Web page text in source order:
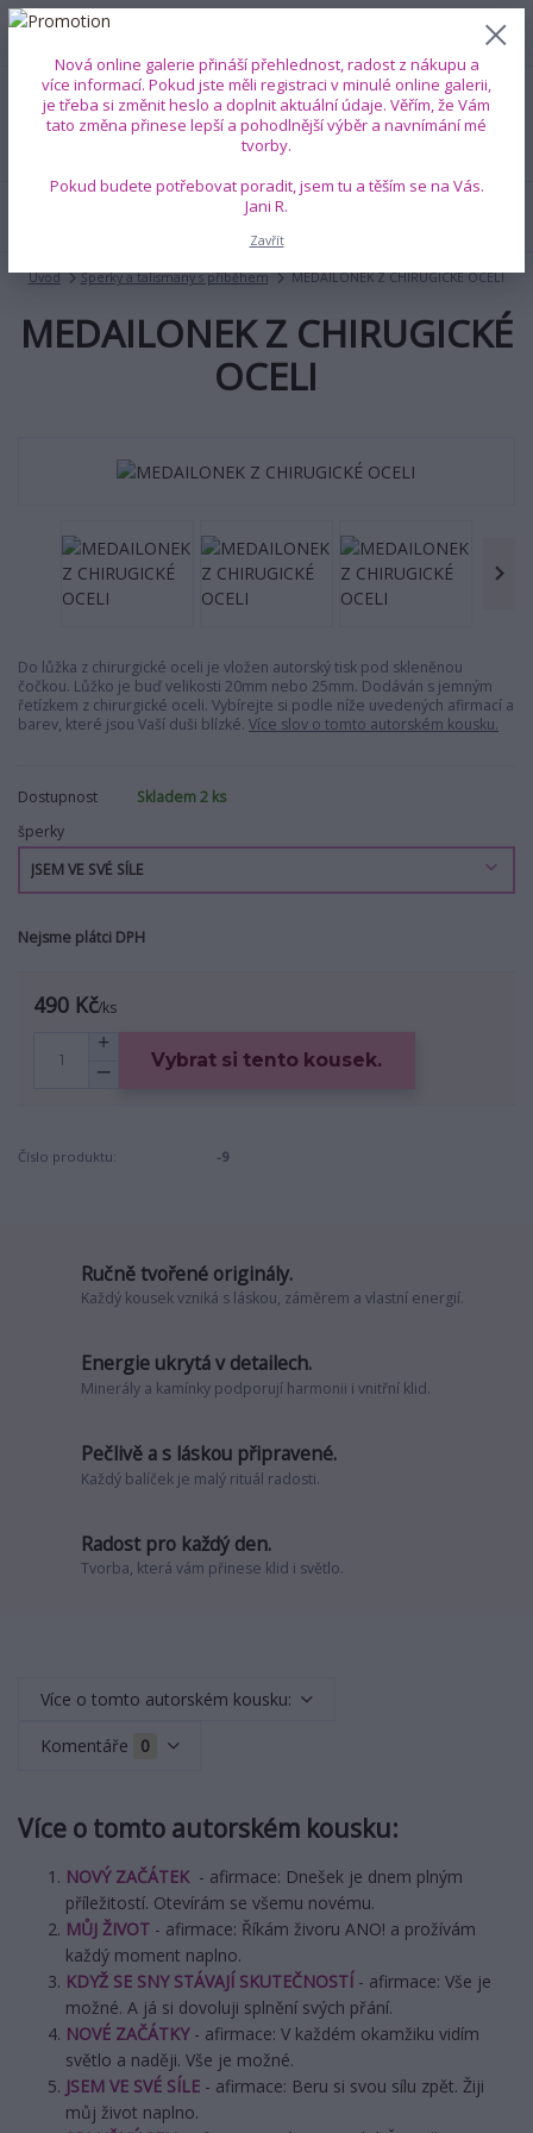
Menu
+420 739 353 708 0 ks
0 Kč
Úvod Šperky a talismany s příběhem MEDAILONEK Z CHIRUGICKÉ OCELI
MEDAILONEK Z CHIRUGICKÉ
OCELI
Do lůžka z chirurgické oceli je vložen autorský tisk pod skleněnou
čočkou. Lůžko je buď velikosti 20mm nebo 25mm. Dodáván s jemným
řetízkem z chirurgické oceli. Vybírejte si podle níže uvedených afirmací a
barev, které jsou Vaší duši blízké. Více slov o tomto autorském kousku.
Dostupnost
Skladem 2 ks
šperky
Nejsme plátci DPH
490 Kč/ks
Vybrat si tento kousek.
Číslo produktu: -9
Ručně tvořené originály.
Každý kousek vzniká s láskou, záměrem a vlastní energií.
Energie ukrytá v detailech.
Minerály a kamínky podporují harmonii i vnitřní klid.
Pečlivě a s láskou připravené.
Každý balíček je malý rituál radosti.
Radost pro každý den.
Tvorba, která vám přinese klid i světlo.
Více o tomto autorském kousku:
Komentáře 0
Více o tomto autorském kousku:
NOVÝ ZAČÁTEK- afirmace: Dnešek je dnem plným
příležitostí. Otevírám se všemu novému.
MŮJ ŽIVOT - afirmace: Říkám živoru ANO! a prožívám
každý moment naplno.
KDYŽ SE SNY STÁVAJÍ SKUTEČNOSTÍ - afirmace: Vše je
možné. A já si dovoluji splnění svých přání.
NOVÉ ZAČÁTKY- afirmace: V každém okamžiku vidím
světlo a naději. Vše je možné.
JSEM VE SVÉ SÍLE - afirmace: Beru si svou sílu zpět. Žiji
můj život naplno.
Nová online galerie přináší přehlednost, radost z nákupu a
více informací. Pokud jste měli registraci v minulé online galerii,
je třeba si změnit heslo a doplnit aktuální údaje. Věřím, že Vám
tato změna přinese lepší a pohodlnější výběr a navnímání mé
tvorby.
Pokud budete potřebovat poradit, jsem tu a těším se na Vás.
Jani R.
Zavřít